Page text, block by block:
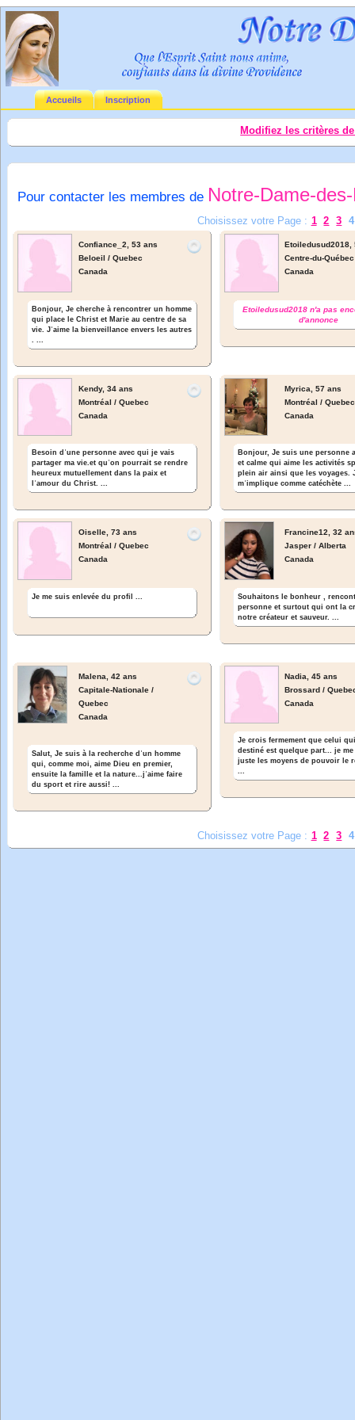
Accueils Inscription
Modifiez les critères
Pour contacter les membres de Notre-Dame-
Choisissez votre Page : 1 2 3
Confiance_2,
53 ans
Beloeil / Quebec
Canada
Bonjour, Je cherche à rencontrer un homme
qui place le Christ et Marie au centre de sa
vie. Jʾaime la bienveillance envers les autres
Etoiledusud2018,
Centre-du-
Canada
Etoiledusud2018 n'a pas
d'annonce
Kendy, 34 ans
Montréal / Quebec
Canada
Besoin dʾune personne avec qui je vais
partager ma vie.et quʾon pourrait se rendre
heureux mutuellement dans la paix et
lʾamour du Christ. ...
Myrica,
57 ans
Montréal / Quebec
Canada
Bonjour, Je suis une personne
et calme qui aime les activités
plein air ainsi que les voyages.
mʾimplique comme catéchète ...
Oiselle, 73 ans
Montréal / Quebec
Canada
Je me suis enlevée du profil ...
Francine12,
32
Jasper / Alberta
Canada
Souhaitons le bonheur ,
personne et surtout qui ont la
notre créateur et sauveur. ...
Malena,
42 ans
Capitale-Nationale /
Quebec
Canada
Salut, Je suis à la recherche dʾun homme
qui, comme moi, aime Dieu en premier,
ensuite la famille et la nature...jʾaime faire
du sport et rire aussi! ...
Nadia,
45 ans
Brossard /
Canada
Je crois fermement que celui qui
destiné est quelque part... je
juste les moyens de pouvoir le
...
Choisissez votre Page : 1 2 3